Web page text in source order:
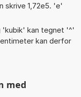
skrive 1,72e5. 'e'
kan tegnet '^'
kan derfor
med